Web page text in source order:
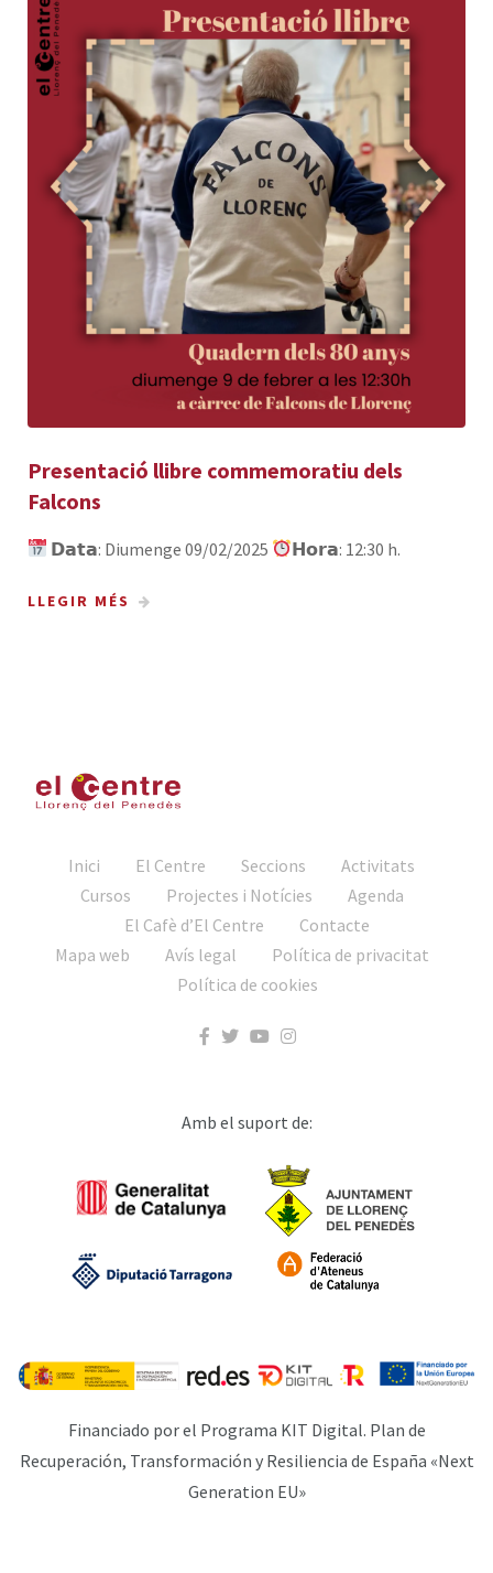
Presentació llibre commemoratiu dels
Falcons
𝗗𝗮𝘁𝗮: Diumenge 09/02/2025 𝗛𝗼𝗿𝗮: 12:30 h.
LLEGIR MÉS
Inici El Centre Seccions
Activitats
Cursos
Projectes i Notícies
Agenda
El Cafè d’El Centre
Contacte
Mapa web
Avís legal
Política de privacitat
Política de cookies
Amb el suport de:
Financiado por el Programa KIT Digital. Plan de
Recuperación, Transformación y Resiliencia de España «Next
Generation EU»